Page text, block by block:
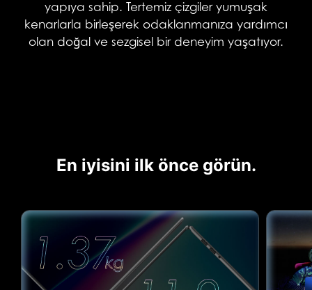
yapıya sahip. Tertemiz çizgiler yumuşak
kenarlarla birleşerek odaklanmanıza yardımcı
olan doğal ve sezgisel bir deneyim yaşatıyor.
En iyisini ilk önce görün.